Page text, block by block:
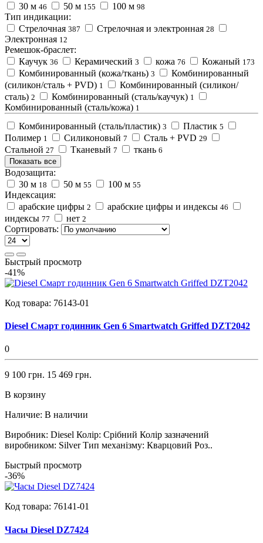
30 м 46 50 м 155 100 м 98
Тип индикации:
Стрелочная 387 Стрелочная и электронная 28
Электронная 12
Ремешок-браслет:
Каучук 36 Керамический 3 кожа 76 Кожаный 173
Комбинированный (кожа/ткань) 3
Комбинированный
(силикон/сталь + PVD) 1
Комбинированный (силикон/
сталь) 2 Комбинированный (сталь/каучук) 1
Комбинированный (сталь/кожа) 1
Комбинированный (сталь/пластик) 3 Пластик 5
Полимер 1 Силиконовый 7 Сталь + PVD 29
Стальной 27 Тканевый 7 ткань 6
Показать все
Водозащита:
30 м 18 50 м 55 100 м 55
Индексация:
арабские цифры 2 арабские цифры и индексы 46
индексы 77 нет 2
Сортировать:
Быстрый просмотр
-41%
Код товара: 76143-01
Diesel Смарт годинник Gen 6 Smartwatch Griffed DZT2042
0
9 100 грн. 15 469 грн.
В корзину
Наличие: В наличии
Виробник: Diesel Колір: Срібний Колір зазначений
виробником: Silver Тип механізму: Кварцовий Роз..
Быстрый просмотр
-36%
Код товара: 76141-01
Часы Diesel DZ7424